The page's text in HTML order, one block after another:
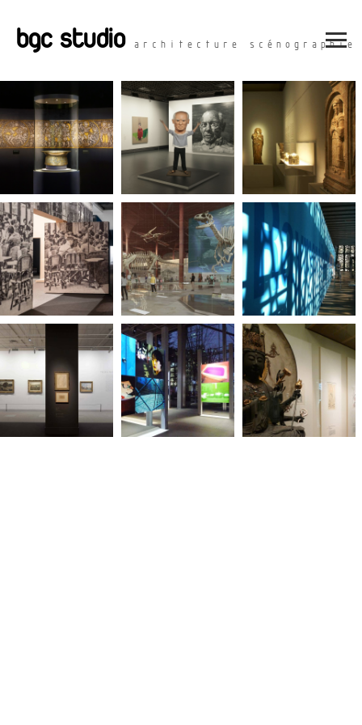
bgc studio architecture scénographie